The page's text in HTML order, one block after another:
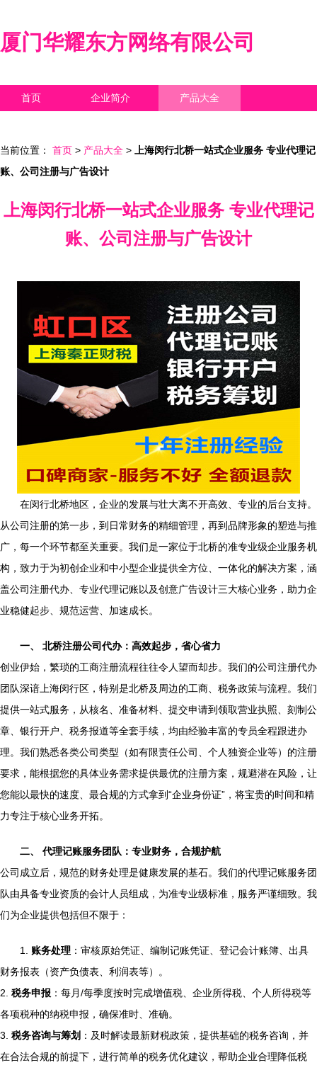
厦门华耀东方网络有限公司
首页 企业简介 产品大全
当前位置： 首页 > 产品大全 >
上海闵行北桥一站式企业服务 专业代理记
账、公司注册与广告设计
上海闵行北桥一站式企业服务 专业代理记
账、公司注册与广告设计
在闵行北桥地区，企业的发展与壮大离不开高效、专业的后台支持。
从公司注册的第一步，到日常财务的精细管理，再到品牌形象的塑造与推
广，每一个环节都至关重要。我们是一家位于北桥的准专业级企业服务机
构，致力于为初创企业和中小型企业提供全方位、一体化的解决方案，涵
盖公司注册代办、专业代理记账以及创意广告设计三大核心业务，助力企
业稳健起步、规范运营、加速成长。
一、 北桥注册公司代办：高效起步，省心省力
创业伊始，繁琐的工商注册流程往往令人望而却步。我们的公司注册代办
团队深谙上海闵行区，特别是北桥及周边的工商、税务政策与流程。我们
提供一站式服务，从核名、准备材料、提交申请到领取营业执照、刻制公
章、银行开户、税务报道等全套手续，均由经验丰富的专员全程跟进办
理。我们熟悉各类公司类型（如有限责任公司、个人独资企业等）的注册
要求，能根据您的具体业务需求提供最优的注册方案，规避潜在风险，让
您能以最快的速度、最合规的方式拿到“企业身份证”，将宝贵的时间和精
力专注于核心业务开拓。
二、 代理记账服务团队：专业财务，合规护航
公司成立后，规范的财务处理是健康发展的基石。我们的代理记账服务团
队由具备专业资质的会计人员组成，为准专业级标准，服务严谨细致。我
们为企业提供包括但不限于：
1. 账务处理 ：审核原始凭证、编制记账凭证、登记会计账簿、出具
财务报表（资产负债表、利润表等）。
2. 税务申报 ：每月/每季度按时完成增值税、企业所得税、个人所得税等
各项税种的纳税申报，确保准时、准确。
3. 税务咨询与筹划 ：及时解读最新财税政策，提供基础的税务咨询，并
在合法合规的前提下，进行简单的税务优化建议，帮助企业合理降低税